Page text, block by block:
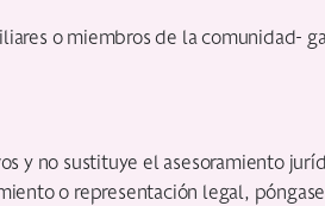
o miembros de la comunidad-
y no sustituye el asesoramiento
o representación legal,